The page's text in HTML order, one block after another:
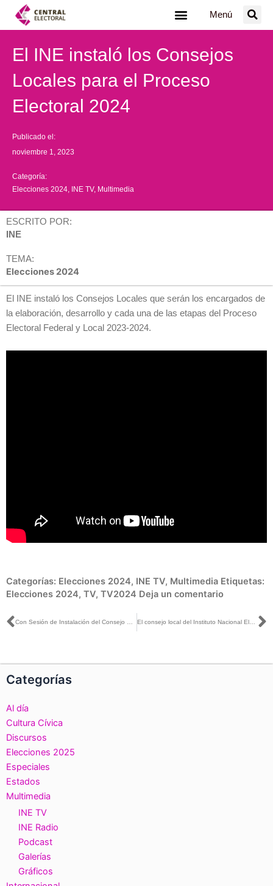
Menú
El INE instaló los Consejos
Locales para el Proceso
Electoral 2024
Publicado el:
noviembre 1, 2023
Categoría:
Elecciones 2024 INE TV, Multimedia
ESCRITO POR:
INE
TEMA:
Elecciones 2024
El INE instaló los Consejos Locales que serán los encargados de
la elaboración, desarrollo y cada una de las etapas del Proceso
Electoral Federal y Local 2023-2024.
Categorías: Elecciones 2024, INE TV, Multimedia Etiquetas:
Elecciones 2024, TV, TV2024 Deja un comentario
Ant El consejo local del Instituto Nacional Electoral en Michoacán se incorpora al proceso electoral en curso
Categorías
Al día
Cultura Cívica
Discursos
Elecciones 2025
Especiales
Estados
Multimedia
INE TV
INE Radio
Podcast
Galerías
Gráficos